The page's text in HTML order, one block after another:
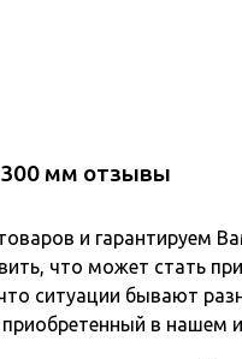
300 мм отзывы
и гарантируем
что может стать
ситуации бывают
в нашем